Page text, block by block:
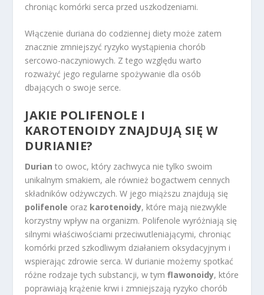
chroniąc komórki serca przed uszkodzeniami.
Włączenie duriana do codziennej diety może zatem
znacznie zmniejszyć ryzyko wystąpienia chorób
sercowo-naczyniowych. Z tego względu warto
rozważyć jego regularne spożywanie dla osób
dbających o swoje serce.
JAKIE POLIFENOLE I
KAROTENOIDY ZNAJDUJĄ SIĘ W
DURIANIE?
Durian to owoc, który zachwyca nie tylko swoim
unikalnym smakiem, ale również bogactwem cennych
składników odżywczych. W jego miąższu znajdują się
polifenole oraz karotenoidy, które mają niezwykle
korzystny wpływ na organizm. Polifenole wyróżniają się
silnymi właściwościami przeciwutleniającymi, chroniąc
komórki przed szkodliwym działaniem oksydacyjnym i
wspierając zdrowie serca. W durianie możemy spotkać
różne rodzaje tych substancji, w tymflawonoidy, które
poprawiają krążenie krwi i zmniejszają ryzyko chorób